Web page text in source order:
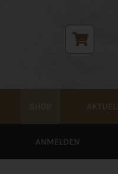
SHOP
ANMELDEN